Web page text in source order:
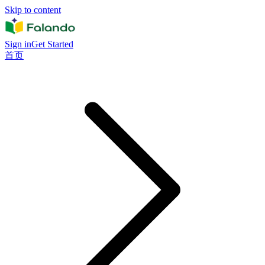
Skip to content
Sign inGet Started
首页